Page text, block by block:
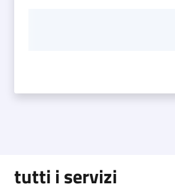
tutti i servizi